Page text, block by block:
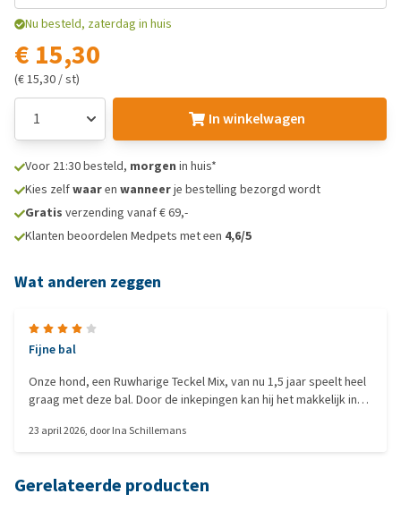
Nu besteld, zaterdag in huis
€ 15,30
(€ 15,30 / st)
In winkelwagen
Voor 21:30 besteld, morgen in huis*
Kies zelfwaaren wanneerje bestelling bezorgd wordt
Gratis verzending vanaf € 69,-
Klanten beoordelen Medpets met een 4,6/5
Wat anderen zeggen
Fijne bal
Onze hond, een Ruwharige Teckel Mix, van nu 1,5 jaar speelt heel
graag met deze bal. Door de inkepingen kan hij het makkelijk in
einde. Op stenen stuiterd de bal ongecontroleerd n andere
23 april 2026, doorIna Schillemans
Gerelateerde producten